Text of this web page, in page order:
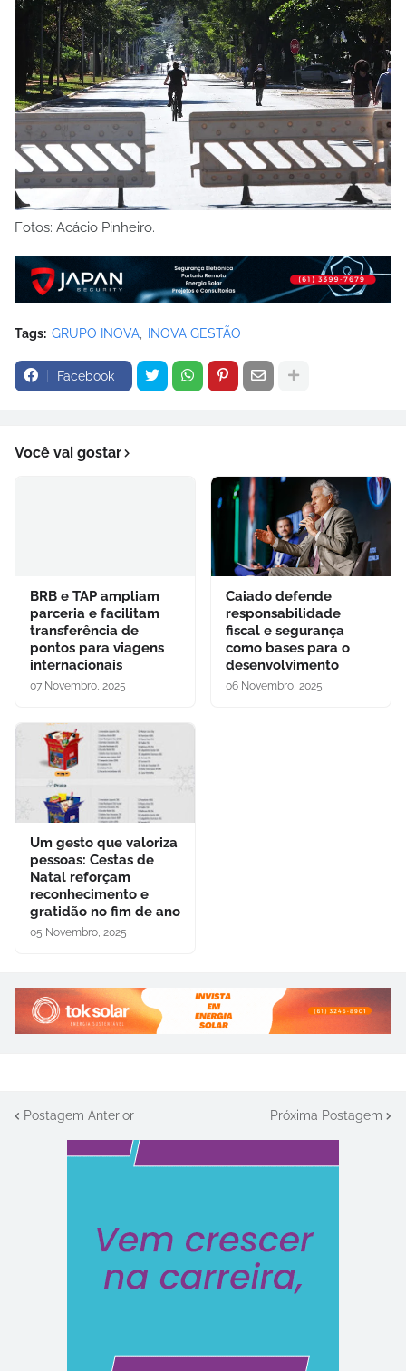
Fotos: Acácio Pinheiro.
Tags: GRUPO INOVA INOVA GESTÃO
Facebook
Você vai gostar
BRB e TAP ampliam
parceria e facilitam
transferência de
pontos para viagens
internacionais
07 Novembro, 2025
Caiado defende
responsabilidade
fiscal e segurança
como bases para o
desenvolvimento
06 Novembro, 2025
Um gesto que valoriza
pessoas: Cestas de
Natal reforçam
reconhecimento e
gratidão no fim de ano
05 Novembro, 2025
Postagem Anterior Próxima Postagem